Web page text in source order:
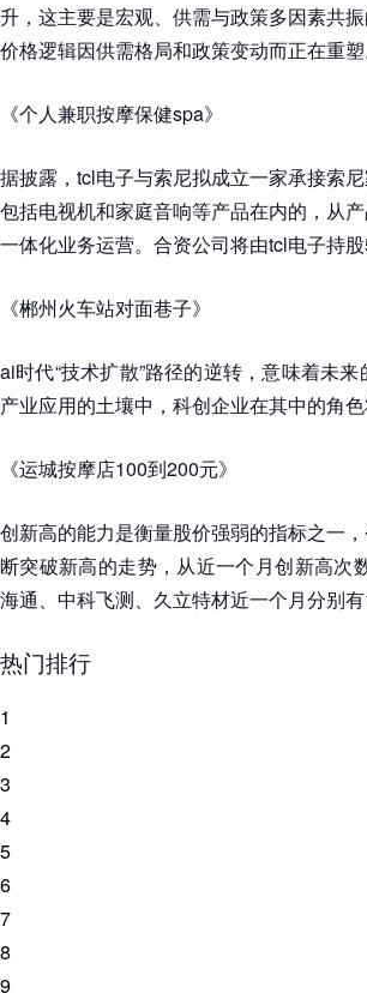
升，这主要是宏观、供需与政策多因素共
价格逻辑因供需格局和政策变动而正在重塑
《个人兼职按摩保健spa》
据披露，tcl电子与索尼拟成立一家承接索
包括电视机和家庭音响等产品在内的，从
一体化业务运营。合资公司将由tcl电子持
《郴州火车站对面巷子》
ai时代“技术扩散”路径的逆转，意味着未
产业应用的土壤中，科创企业在其中的角色
《运城按摩店100到200元》
创新高的能力是衡量股价强弱的指标之一
断突破新高的走势，从近一个月创新高次
海通、中科飞测、久立特材近一个月分别
热门排行
1
2
3
4
5
6
7
8
9